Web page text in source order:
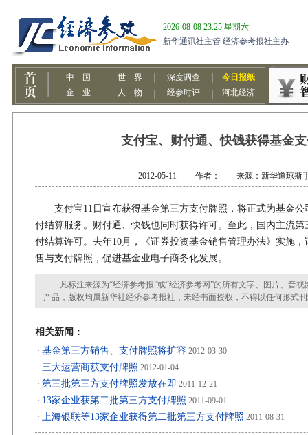
支付宝、财付通、快钱获得基金
2012-05-11 作者： 来源：新华道琼斯
支付宝11日宣布获得基金第三方支付牌照，将正式为基金公
付结算服务。财付通、快钱也同时获得许可。至此，国内主流
付结算许可。去年10月，《证券投资基金销售管理办法》实施
售与支付牌照，促进基金业电子商务化发展。
凡标注来源为“经济参考报”或“经济参考网”的所有文字、图片、音视
产品，版权均属新华社经济参考报社，未经书面授权，不得以任何形式
相关新闻：
· 基金第三方销售、支付牌照将扩容 2012-03-30
· 三大运营商获支付牌照 2012-01-04
· 第三批第三方支付牌照发放在即 2011-12-21
· 13家企业获第二批第三方支付牌照 2011-09-01
· 上海银联等13家企业获得第二批第三方支付牌照 2011-08-31